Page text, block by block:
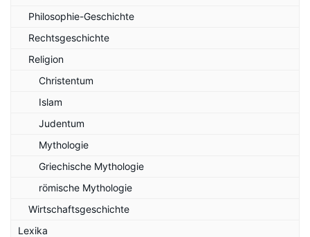
Philosophie-Geschichte
Rechtsgeschichte
Religion
Christentum
Islam
Judentum
Mythologie
Griechische Mythologie
römische Mythologie
Wirtschaftsgeschichte
Lexika